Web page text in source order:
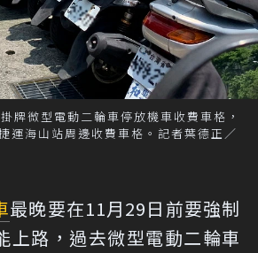
牌微型電動二輪車停放機車收費車格，
運海山站周邊收費車格。記者葉德正／
最晚要在11月29日前要強制
上路，過去微型電動二輪車